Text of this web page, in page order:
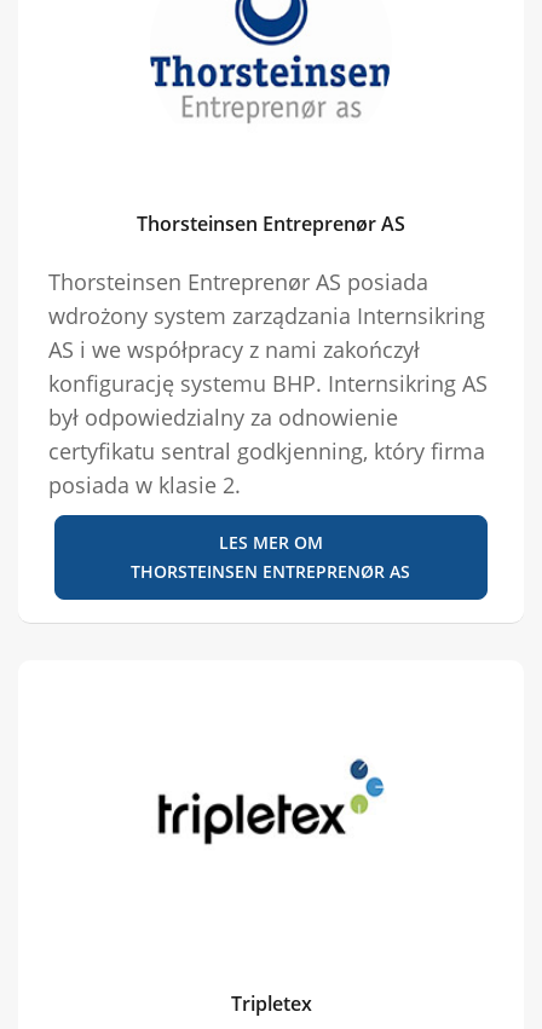
Thorsteinsen Entreprenør AS
Thorsteinsen Entreprenør AS posiada
wdrożony system zarządzania Internsikring
AS i we współpracy z nami zakończył
konfigurację systemu BHP. Internsikring AS
był odpowiedzialny za odnowienie
certyfikatu sentral godkjenning, który firma
posiada w klasie 2.
LES MER OM
THORSTEINSEN ENTREPRENØR AS
Tripletex